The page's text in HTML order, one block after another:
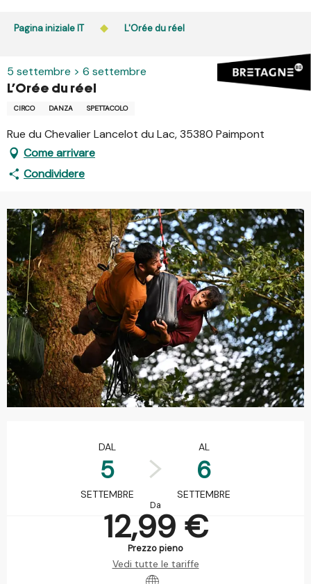
Pagina iniziale IT L'Orée du réel
5 settembre > 6 settembre
L'Orée du réel
CIRCO DANZA SPETTACOLO
Rue du Chevalier Lancelot du Lac, 35380 Paimpont
Come arrivare
Condividere
DAL
5
SETTEMBRE
AL
6
SETTEMBRE
Da
12,99 €
Prezzo pieno
Vedi tutte le tariffe